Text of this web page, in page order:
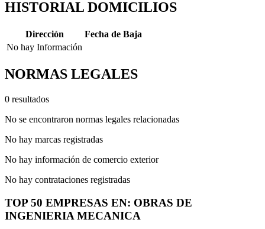
HISTORIAL DOMICILIOS
Dirección
Fecha de Baja
No hay Información
NORMAS LEGALES
0 resultados
No se encontraron normas legales relacionadas
No hay marcas registradas
No hay información de comercio exterior
No hay contrataciones registradas
TOP 50 EMPRESAS EN: OBRAS DE
INGENIERIA MECANICA